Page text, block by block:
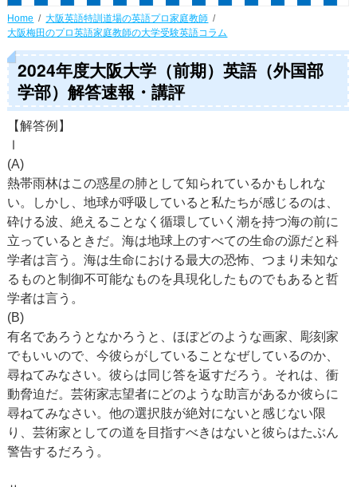
Home
大阪英語特訓道場の英語プロ家庭教師
大阪梅田のプロ英語家庭教師の大学受験英語コラム
2024年度大阪大学（前期）英語（外国部
学部）解答速報・講評
【解答例】
Ⅰ
(A)
熱帯雨林はこの惑星の肺として知られているかもしれな
い。しかし、地球が呼吸していると私たちが感じるのは、
砕ける波、絶えることなく循環していく潮を持つ海の前に
立っているときだ。海は地球上のすべての生命の源だと科
学者は言う。海は生命における最大の恐怖、つまり未知な
るものと制御不可能なものを具現化したものでもあると哲
学者は言う。
(B)
有名であろうとなかろうと、ほぼどのような画家、彫刻家
でもいいので、今彼らがしていることなぜしているのか、
尋ねてみなさい。彼らは同じ答を返すだろう。それは、衝
動脅迫だ。芸術家志望者にどのような助言があるか彼らに
尋ねてみなさい。他の選択肢が絶対にないと感じない限
り、芸術家としての道を目指すべきはないと彼らはたぶん
警告するだろう。